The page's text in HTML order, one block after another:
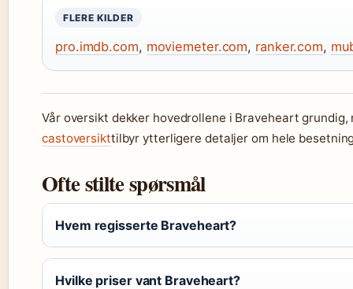
FLERE KILDER
pro.imdb.com, moviemeter.com, ranker.com,
Vår oversikt dekker hovedrollene i Braveheart grundig,
castoversikttilbyr ytterligere detaljer om hele
Ofte stilte spørsmål
Hvem regisserte Braveheart?
Hvilke priser vant Braveheart?